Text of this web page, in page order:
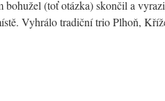
bohužel (toť otázka) skončil a
Vyhrálo tradiční trio Plhoň,